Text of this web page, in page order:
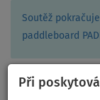
Soutěž
paddleboard
Při